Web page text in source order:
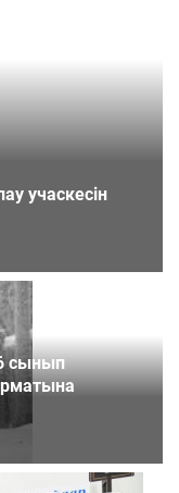
учаскесін
сынып